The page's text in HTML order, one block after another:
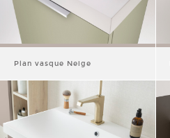
Plan vasque Neige